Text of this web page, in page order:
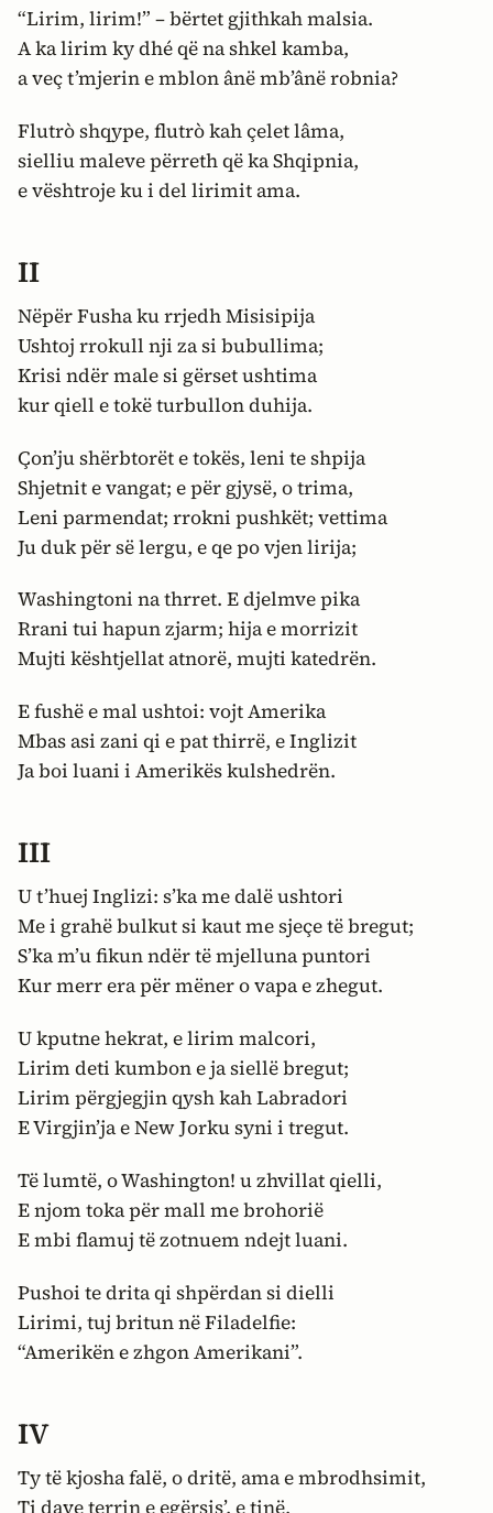
“Lirim, lirim!” – bërtet gjithkah malsia.
A ka lirim ky dhé që na shkel kamba,
a veç t’mjerin e mblon ânë mb’ânë robnia?
Flutrò shqype, flutrò kah çelet lâma,
sielliu maleve përreth që ka Shqipnia,
e vështroje ku i del lirimit ama.
II
Nëpër Fusha ku rrjedh Misisipija
Ushtoj rrokull nji za si bubullima;
Krisi ndër male si gërset ushtima
kur qiell e tokë turbullon duhija.
Çon’ju shërbtorët e tokës, leni te shpija
Shjetnit e vangat; e për gjysë, o trima,
Leni parmendat; rrokni pushkët; vettima
Ju duk për së lergu, e qe po vjen lirija;
Washingtoni na thrret. E djelmve pika
Rrani tui hapun zjarm; hija e morrizit
Mujti kështjellat atnorë, mujti katedrën.
E fushë e mal ushtoi: vojt Amerika
Mbas asi zani qi e pat thirrë, e Inglizit
Ja boi luani i Amerikës kulshedrën.
III
U t’huej Inglizi: s’ka me dalë ushtori
Me i grahë bulkut si kaut me sjeçe të bregut;
S’ka m’u fikun ndër të mjelluna puntori
Kur merr era për mëner o vapa e zhegut.
U kputne hekrat, e lirim malcori,
Lirim deti kumbon e ja siellë bregut;
Lirim përgjegjin qysh kah Labradori
E Virgjin’ja e New Jorku syni i tregut.
Të lumtë, o Washington! u zhvillat qielli,
E njom toka për mall me brohorië
E mbi flamuj të zotnuem ndejt luani.
Pushoi te drita qi shpërdan si dielli
Lirimi, tuj britun në Filadelfie:
“Amerikën e zhgon Amerikani”.
IV
Ty të kjosha falë, o dritë, ama e mbrodhsimit,
Ti dave terrin e egërsis’, e tinë,